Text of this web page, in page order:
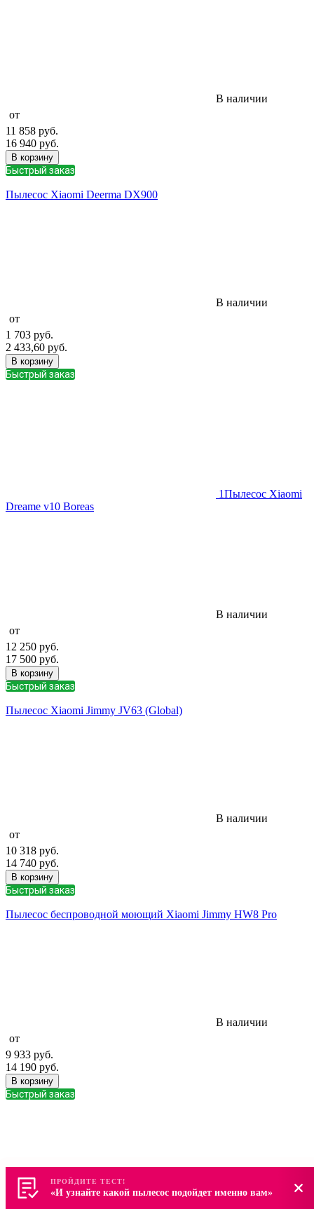
В наличии
от
11 858 руб.
16 940 руб.
В корзину
Быстрый заказ
Пылесос Xiaomi Deerma DX900
В наличии
от
1 703 руб.
2 433,60 руб.
В корзину
Быстрый заказ
1Пылесос Xiaomi
Dreame v10 Boreas
В наличии
от
12 250 руб.
17 500 руб.
В корзину
Быстрый заказ
Пылесос Xiaomi Jimmy JV63 (Global)
В наличии
от
10 318 руб.
14 740 руб.
В корзину
Быстрый заказ
Пылесос беспроводной моющий Xiaomi Jimmy HW8 Pro
В наличии
от
9 933 руб.
14 190 руб.
В корзину
Быстрый заказ
ПРОЙДИТЕ ТЕСТ!
«И узнайте какой пылесос подойдет именно вам»
ПРОЙДИТЕ ТЕСТ!
«И узнайте какой пылесос подойдет именно вам»